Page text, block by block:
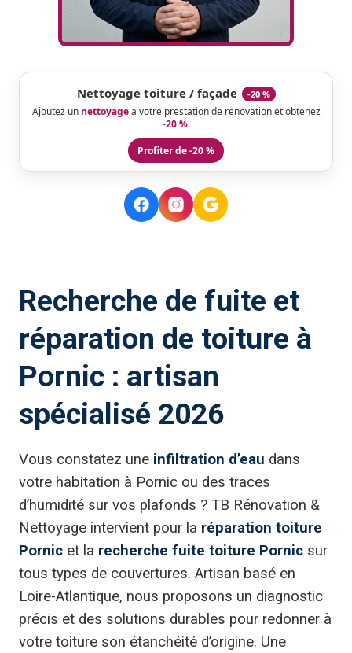
Nettoyage toiture / façade -20 %
Ajoutez un nettoyagea votre prestation de renovation et obtenez
-20 %.
Profiter de -20 %
Recherche de fuite et
réparation de toiture à
Pornic : artisan
spécialisé 2026
Vous constatez une infiltration d’eau dans
votre habitation à Pornic ou des traces
d’humidité sur vos plafonds ? TB Rénovation &
Nettoyage intervient pour la réparation toiture
Pornic et la recherche fuite toiture Pornic sur
tous types de couvertures. Artisan basé en
Loire-Atlantique, nous proposons un diagnostic
précis et des solutions durables pour redonner à
votre toiture son étanchéité d’origine. Une